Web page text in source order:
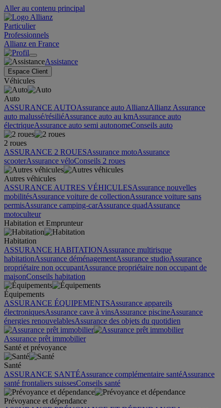
Aller au contenu principal
Particulier
Professionnels
Allianz en France
Assistance
Espace Client
Véhicules
Auto
ASSURANCE AUTOAssurance auto AllianzAllianz Assurance
auto malussé/résiliéAssurance auto au kmAssurance auto
électriqueAssurance auto semi autonomeConseils auto
2 roues
ASSURANCE 2 ROUESAssurance motoAssurance
scooterAssurance véloConseils 2 roues
Autres véhicules
ASSURANCE AUTRES VÉHICULESAssurance nouvelles
mobilitésAssurance voiture de collectionAssurance voiture sans
permisAssurance camping-carAssurance quadAssurance
motoculteur
Habitation et Emprunteur
Habitation
ASSURANCE HABITATIONAssurance multirisque
habitationAssurance déménagementAssurance studioAssurance
propriétaire non occupantAssurance propriétaire non occupant de
maisonConseils habitation
Équipements
ASSURANCE ÉQUIPEMENTSAssurance appareils
électroniquesAssurance cave à vinsAssurance piscineAssurance
énergies renouvelablesAssurance des objets du quotidien
Assurance prêt immobilier
Santé et prévoyance
Santé
ASSURANCE SANTÉAssurance complémentaire santéAssurance
santé frontaliers suissesConseils santé
Prévoyance et dépendance